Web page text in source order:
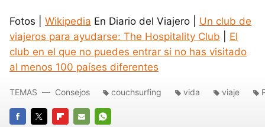
Fotos | Wikipedia En Diario del Viajero | Un club de
viajeros para ayudarse: The Hospitality Club
El
club en el que no puedes entrar si no has visitado
al menos 100 países diferentes
TEMAS Consejos couchsurfing vida viaje